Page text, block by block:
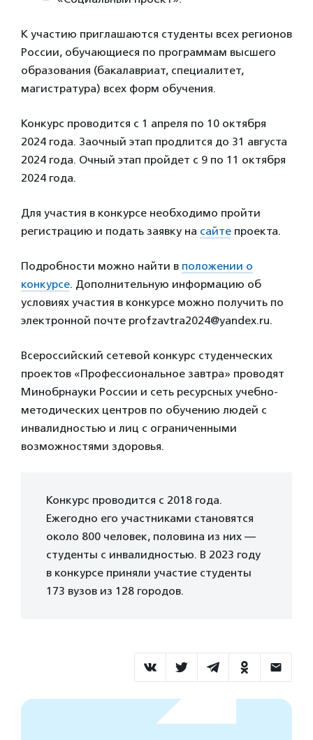
К участию приглашаются студенты всех регионов
России, обучающиеся по программам высшего
образования (бакалавриат, специалитет,
магистратура) всех форм обучения.
Конкурс проводится с 1 апреля по 10 октября
2024 года. Заочный этап продлится до 31 августа
2024 года. Очный этап пройдет с 9 по 11 октября
2024 года.
Для участия в конкурсе необходимо пройти
регистрацию и подать заявку на сайте проекта.
Подробности можно найти в положении о
конкурсе. Дополнительную информацию об
условиях участия в конкурсе можно получить по
электронной почте profzavtra2024@yandex.ru.
Всероссийский сетевой конкурс студенческих
проектов «Профессиональное завтра» проводят
Минобрнауки России и сеть ресурсных учебно-
методических центров по обучению людей с
инвалидностью и лиц с ограниченными
возможностями здоровья.
Конкурс проводится с 2018 года.
Ежегодно его участниками становятся
около 800 человек, половина из них —
студенты с инвалидностью. В 2023 году
в конкурсе приняли участие студенты
173 вузов из 128 городов.